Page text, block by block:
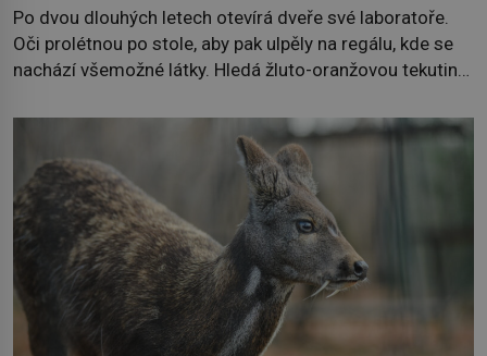
Po dvou dlouhých letech otevírá dveře své laboratoře.
Oči prolétnou po stole, aby pak ulpěly na regálu, kde se
nachází všemožné látky. Hledá žluto-oranžovou tekutinu,
plán dokončit. Pod termínem aqua regia se skrývá
směs s názvem lučavka královská. Svůj přídomek nemá
pro nic za nic, […]